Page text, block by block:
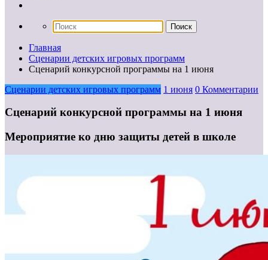
Главная
Сценарии детских игровых программ
Сценарий конкурсной программы на 1 июня
Сценарии детских игровых программ 1 июня 0 Комментарии
Сценарий конкурсной программы на 1 июня
Мероприятие ко дню защиты детей в школе